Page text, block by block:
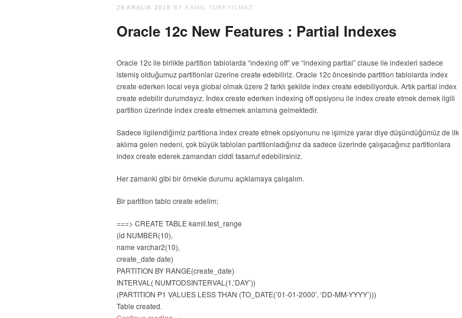
28 ARALIK 2016 BY KAMIL TURKYILMAZ
Oracle 12c New Features : Partial Indexes
Oracle 12c ile birlikte partition tablolarda “indexing off” ve “indexing partial” clause ile indexleri sadece
istemiş olduğumuz partitionlar üzerine create edebiliriz. Oracle 12c öncesinde partition tablolarda index
create ederken local veya global olmak üzere 2 farklı şekilde index create edebiliyorduk. Artık partial index
create edebilir durumdayız. İndex create ederken indexing off opsiyonu ile index create etmek demek ilgili
partition üzerinde index create etmemek anlamına gelmektedir.
Sadece ilgilendiğimiz partitiona index create etmek opsiyonunu ne işimize yarar diye düşündüğümüz de ilk
aklıma gelen nedeni, çok büyük tabloları partitionladığınız da sadece üzerinde çalışacağınız partitionlara
index create ederek zamandan ciddi tasarruf edebilirsiniz.
Her zamanki gibi bir örnekle durumu açıklamaya çalışalım.
Bir partition tablo create edelim;
===> CREATE TABLE kamil.test_range
(id NUMBER(10),
name varchar2(10),
create_date date)
PARTITION BY RANGE(create_date)
INTERVAL( NUMTODSINTERVAL(1,’DAY’))
(PARTITION P1 VALUES LESS THAN (TO_DATE(’01-01-2000′, ‘DD-MM-YYYY’)))
Table created.